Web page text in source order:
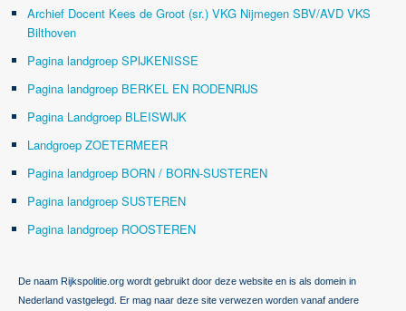
Archief Docent Kees de Groot (sr.) VKG Nijmegen SBV/AVD VKS
Bilthoven
Pagina landgroep SPIJKENISSE
Pagina landgroep BERKEL EN RODENRIJS
Pagina Landgroep BLEISWIJK
Landgroep ZOETERMEER
Pagina landgroep BORN / BORN-SUSTEREN
Pagina landgroep SUSTEREN
Pagina landgroep ROOSTEREN
De naam Rijkspolitie.org wordt gebruikt door deze website en is als domein in
Nederland vastgelegd. Er mag naar deze site verwezen worden vanaf andere